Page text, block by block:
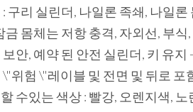
구리 실린더, 나일론 족쇄, 나일론
금 몸체는 저항 충격, 자외선, 부
안, 예약 된 안전 실린더, 키 유
위험 \"레이블 및 전면 및 뒤로 포
수있는 색상 : 빨강, 오렌지색,